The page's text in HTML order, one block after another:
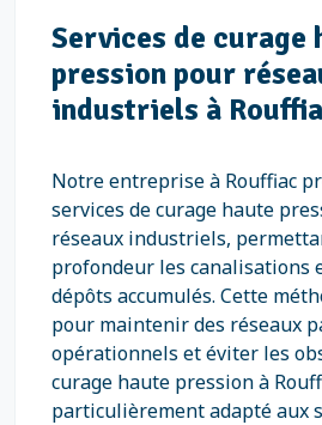
Services de curage
pression pour
industriels à
Notre entreprise à Rouffiac
services de curage haute
réseaux industriels,
profondeur les canalisations
dépôts accumulés. Cette
pour maintenir des réseaux
opérationnels et éviter les
curage haute pression à
particulièrement adapté aux